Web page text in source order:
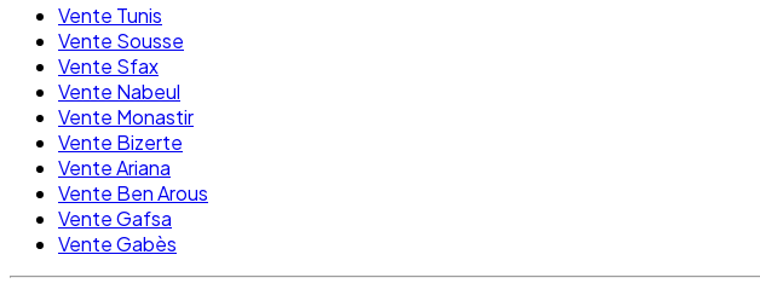
Vente Tunis
Vente Sousse
Vente Sfax
Vente Nabeul
Vente Monastir
Vente Bizerte
Vente Ariana
Vente Ben Arous
Vente Gafsa
Vente Gabès